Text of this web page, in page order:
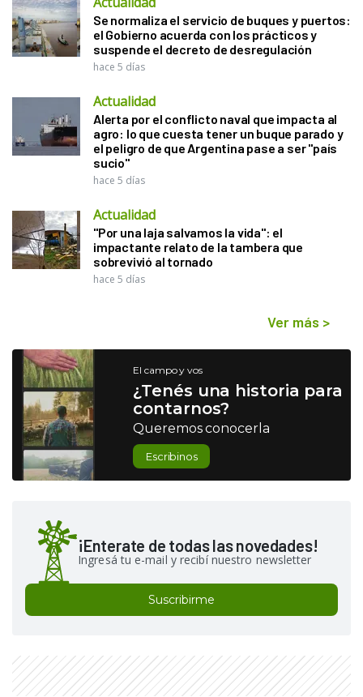
Se normaliza el servicio de buques y puertos:
el Gobierno acuerda con los prácticos y
suspende el decreto de desregulación
hace 5 días
Actualidad
Alerta por el conflicto naval que impacta al
agro: lo que cuesta tener un buque parado y
el peligro de que Argentina pase a ser "país
sucio"
hace 5 días
Actualidad
"Por una laja salvamos la vida": el
impactante relato de la tambera que
sobrevivió al tornado
hace 5 días
Ver más >
El campo y vos
¿Tenés una historia para
contarnos?
Queremos conocerla
Escribinos
¡Enterate de todas las novedades!
Ingresá tu e-mail y recibí nuestro newsletter
Suscribirme